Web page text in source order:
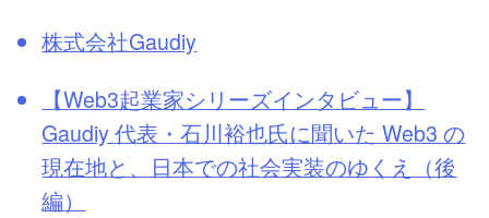
株式会社Gaudiy
【Web3起業家シリーズインタビュー】
Gaudiy 代表・石川裕也氏に聞いた Web3 の
現在地と、日本での社会実装のゆくえ（後
編）